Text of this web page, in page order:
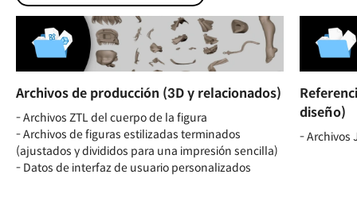
Archivos de producción (3D y relacionados)
- Archivos ZTL del cuerpo de la figura
- Archivos de figuras estilizadas terminados
(ajustados y divididos para una impresión sencilla)
- Datos de interfaz de usuario personalizados
diseño)
- Archivos